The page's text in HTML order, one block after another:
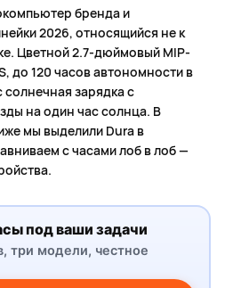
бренда и
2026, относящийся не к
Цветной 2.7-дюймовый MIP-
до 120 часов автономности в
зарядка с
на один час солнца. В
мы выделили Dura в
с часами лоб в лоб —
под ваши задачи
три модели, честное